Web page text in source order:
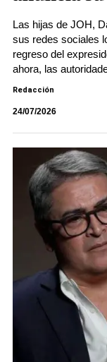
Las hijas de JOH,
sus redes sociales
regreso del
ahora, las
Redacción
24/07/2026